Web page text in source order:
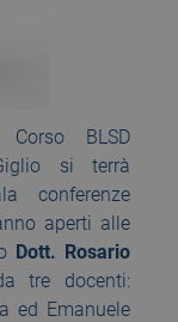
BLSD
si terrà
conferenze
aperti alle
Dott. Rosario
tre docenti:
ed Emanuele